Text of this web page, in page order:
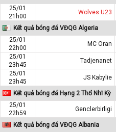
25/01
21h00
Wolves U23
Kết quả bóng đá VĐQG Algeria
25/01
22h00
MC Oran
25/01
23h45
Tadjenanet
25/01
23h45
JS Kabylie
Kết quả bóng đá Hạng 2 Thổ Nhĩ Kỳ
25/01
22h59
Genclerbirligi
Kết quả bóng đá VĐQG Albania